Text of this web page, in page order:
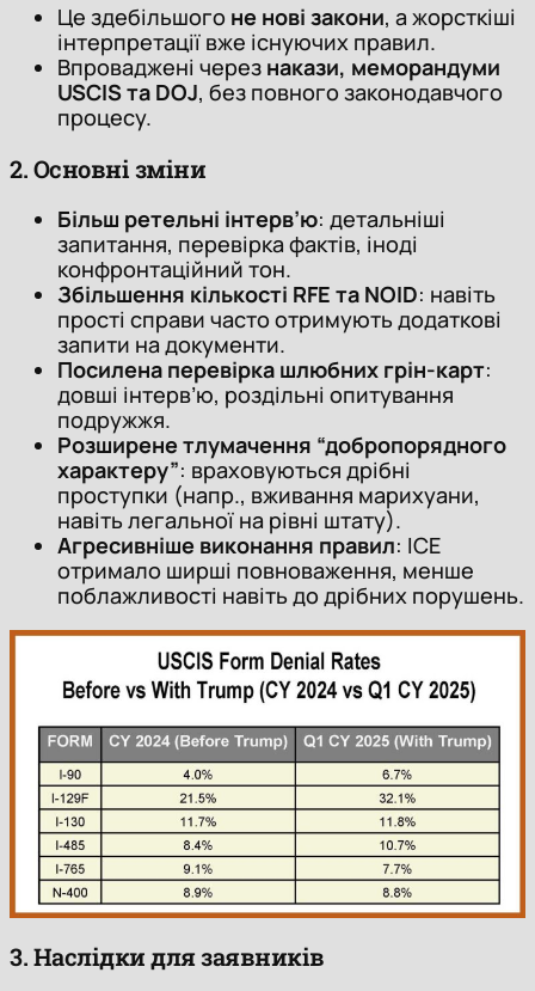
Це здебільшого не нові закони, а жорсткіші
інтерпретації вже існуючих правил.
Впроваджені через накази, меморандуми
USCIS та DOJ, без повного законодавчого
процесу.
2. Основні зміни
Більш ретельні інтерв’ю: детальніші
запитання, перевірка фактів, іноді
конфронтаційний тон.
Збільшення кількості RFE та NOID: навіть
прості справи часто отримують додаткові
запити на документи.
Посилена перевірка шлюбних грін-карт:
довші інтерв’ю, роздільні опитування
подружжя.
Розширене тлумачення “добропорядного
характеру”: враховуються дрібні
проступки (напр., вживання марихуани,
навіть легальної на рівні штату).
Агресивніше виконання правил: ICE
отримало ширші повноваження, менше
поблажливості навіть до дрібних порушень.
3. Наслідки для заявників